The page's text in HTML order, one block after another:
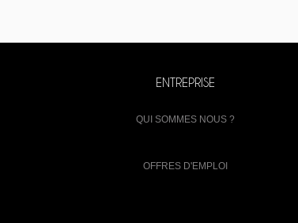
ENTREPRISE
QUI SOMMES NOUS ?
OFFRES D'EMPLOI